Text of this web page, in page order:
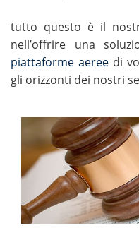
tutto questo è il
nell’offrire una
piattaforme aeree di
gli orizzonti dei nostri